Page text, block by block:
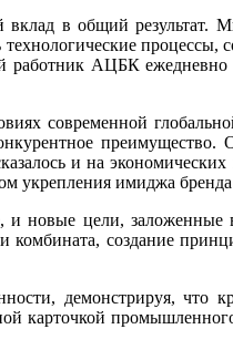
в общий результат.
процессы,
АЦБК ежедневно
современной
преимущество.
и на
укрепления имиджа
новые цели, заложенные
создание
демонстрируя, что
карточкой